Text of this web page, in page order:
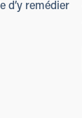
d’y remédier